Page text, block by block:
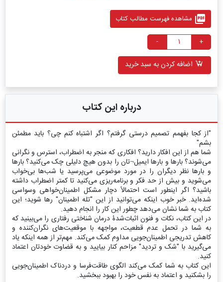
picture_as_pdf مشاهده فهرست مطالب کتاب
+
-
اضافه کردن به سبد خرید
درباره این کتاب
"از کجا بفهمم تصمیم درستی گرفتم؟ اگر اشتباه کنم چی؟ باید مطمئن
بشم"
شما هم از این افکار دارید؟ افکاری که منجر به اضطراب، استرس و نگرانی
می‌شوند؟ بارها و بارها ایمیل¬تان را بدون هیچ دلیلی چک می‌کنید؟ بارها
و بارها نظر دیگران را در مورد موضوعی می‌پرسید یا شب‌ها بی‌خواب
می‌شوید و بیش از حد فکر و برنامه‌ریزی می‌کنید تا کمتر اضطراب داشته
باشید؟ اگر اینطور است احتمالاً دچار مشکل اطمینان‌خواهی وسواسی
شده‌اید. خبر خوب اینکه می‌توانید از این "تله اطمینان" رها شوید؛ این
کتاب به شما نشان می‌دهد چطور این کار را انجام دهید.
در این کتاب، نکات و فنون اثبات‌شدۀ درمان شناختی رفتاری را می‌بینید که
به شما در تحمل عدم قطعیت، مواجهه با موقعیت‌های نگران‌کننده و
کاهش تدریجی اطمینان‌جویی مداوم کمک می‌کند. مهم‌تر از همه اینکه یاد
می‌گیرید با "شک و تردید" مزاحم کنار بیایید و به قضاوت خودتان اعتماد
کنید.
این کتاب به شما کمک می‌کند الگوی طاقت‌فرسا و دردناک اطمینان‌جویی
را بشکنید و اعتماد به نفس خود را بهبود ببخشید.